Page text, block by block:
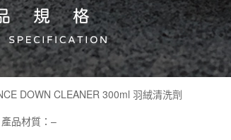
DOWN CLEANER 300ml 羽絨清洗劑
產品材質：–